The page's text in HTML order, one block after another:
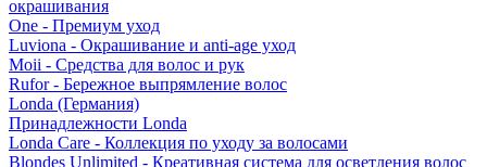
окрашивания
One - Премиум уход
Luviona - Окрашивание и anti-age уход
Moii - Средства для волос и рук
Rufor - Бережное выпрямление волос
Londa (Германия)
Принадлежности Londa
Londa Care - Коллекция по уходу за волосами
Blondes Unlimited - Креативная система для осветления волос